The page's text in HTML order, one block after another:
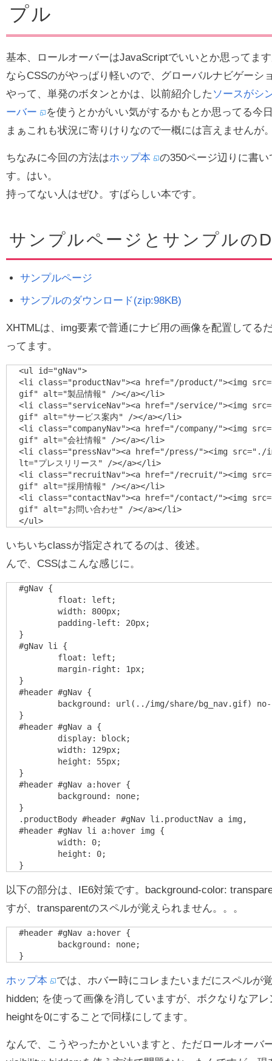
プル
基本、ロールオーバーはJavaScriptでいいとか思ってま
ならCSSのがやっぱり軽いので、グローバルナビゲーシ
やって、単発のボタンとかは、以前紹介した ソースがシ
ーバー
を使うとかがいい気がするかもとか思ってる今
まぁこれも状況に寄りけりなので一概には言えませんが
ちなみに今回の方法はホップ本
の350ページ辺りに書
す。はい。
持ってない人はぜひ。すばらしい本です。
サンプルページとサンプルの
サンプルページ
サンプルのダウンロード(zip:98KB)
XHTMLは、img要素で普通にナビ用の画像を配置してる
ってます。
<ul id="gNav">
<li class="productNav"><a href="/product/"><img
gif" alt="製品情報" /></a></li>
<li class="serviceNav"><a href="/service/"><img
gif" alt="サービス案内" /></a></li>
<li class="companyNav"><a href="/company/"><img
gif" alt="会社情報" /></a></li>
<li class="pressNav"><a href="/press/"><img src="./
lt="プレスリリース" /></a></li>
<li class="recruitNav"><a href="/recruit/"><img
gif" alt="採用情報" /></a></li>
<li class="contactNav"><a href="/contact/"><img
gif" alt="お問い合わせ" /></a></li>
いちいちclassが指定されてるのは、後述。
んで、CSSはこんな感じに。
#gNav {
}
#gNav li {
}
#header #gNav {
}
#header #gNav a {
}
#header #gNav a:hover {
}
.productBody #header #gNav li.productNav a img,
#header #gNav li a:hover img {
以下の部分は、IE6対策です。background-color:
すが、transparentのスペルが覚えられません。。。
#header #gNav a:hover {
ホップ本
では、ホバー時にコレまたいまだにスペルが
hidden; を使って画像を消していますが、ボクなりなア
heightを0にすることで同様にしてます。
なんで、こうやったかといいますと、ただロールオーバ